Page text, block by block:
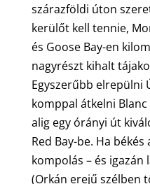
szárazföldi úton
kerülőt kell tennie,
és Goose Bay-en
nagyrészt kihalt
Egyszerűbb elrepülni
komppal átkelni
alig egy órányi út
Red Bay-be. Ha
kompolás – és igazán
(Orkán erejű szélben